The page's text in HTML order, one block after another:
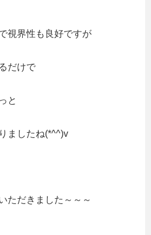
視界性も良好ですが
だけで
と
ましたね(*^^)v
ただきました～～～